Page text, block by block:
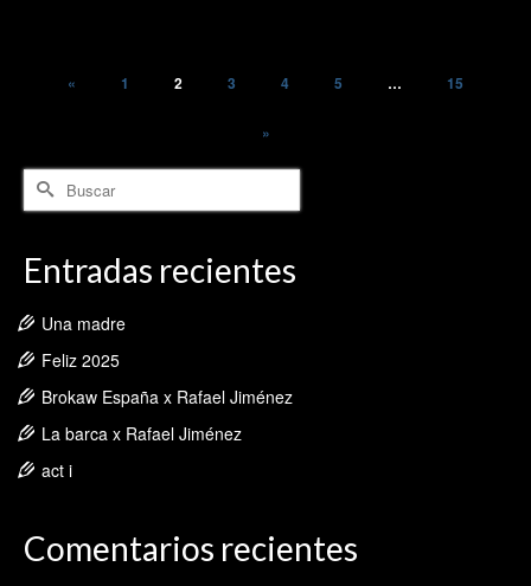
« 1 2 3 4 5 … 15
»
Buscar
por:
Entradas recientes
Una madre
Feliz 2025
Brokaw España x Rafael Jiménez
La barca x Rafael Jiménez
act i
Comentarios recientes